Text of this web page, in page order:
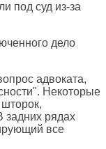
под суд из-за
дело
адвоката,
Некоторые
рядах
все